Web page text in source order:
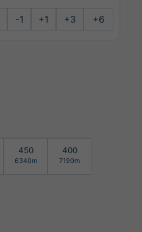
-1 +1 +3 +6
450
6340m
400
7190m